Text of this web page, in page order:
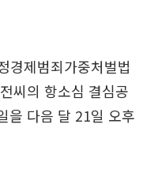
경제범죄가중처벌법
씨의 항소심 결심공
을 다음 달 21일 오후